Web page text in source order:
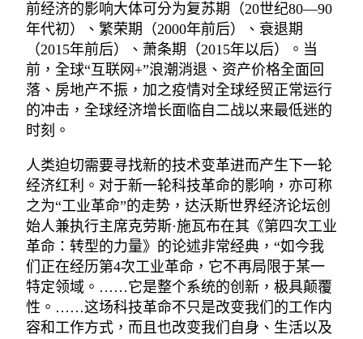
前经济的影响大体可分为复苏期（20世纪80—90
年代初）、繁荣期（2000年前后）、衰退期
（2015年前后）、萧条期（2015年以后）。当
前，全球“互联网+”浪潮消退、资产价格全面回
落、房地产不振，加之疫情对全球经贸正常运行
的冲击，全球经济增长面临自二战以来最低迷的
时刻。
人类迫切需要寻找新的技术变革进而产生下一轮
经济红利。对于新一轮科技革命的影响，亦可称
之为“工业革命”的走势，达沃斯世界经济论坛创
始人兼执行主席克劳斯·施瓦布在其《第四次工业
革命：转型的力量》的论述非常经典，“如今我
们正在经历第4次工业革命，它不再局限于某一
特定领域。……它是整个系统的创新，极具颠覆
性。……这场科技革命不只是改变我们的工作内
容和工作方式，而且也改变我们自身、生活以及